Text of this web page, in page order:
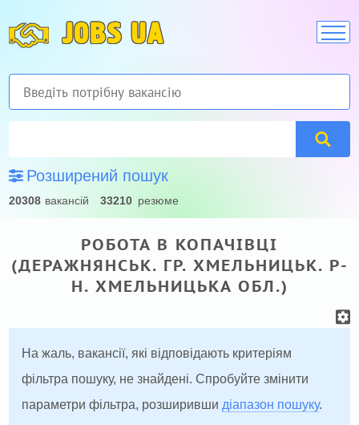
JOBS UA
Розширений пошук
20308 вакансій 33210 резюме
РОБОТА В КОПАЧІВЦІ
(ДЕРАЖНЯНСЬК. ГР. ХМЕЛЬНИЦЬК. Р-
Н. ХМЕЛЬНИЦЬКА ОБЛ.)
На жаль, вакансії, які відповідають критеріям
фільтра пошуку, не знайдені. Спробуйте змінити
параметри фільтра, розширивши діапазон пошуку.